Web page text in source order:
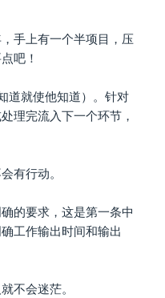
手上有一个半项目，压
吧！
道就使他知道）。针对
理完流入下一个环节，
有行动。
的要求，这是第一条中
工作输出时间和输出
不会迷茫。